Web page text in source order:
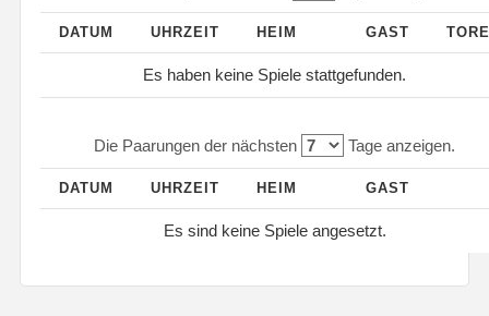
DATUM UHRZEIT HEIM GAST
Es haben keine Spiele stattgefunden.
Die Paarungen der nächsten Tage anzeigen.
DATUM UHRZEIT HEIM GAST
Es sind keine Spiele angesetzt.